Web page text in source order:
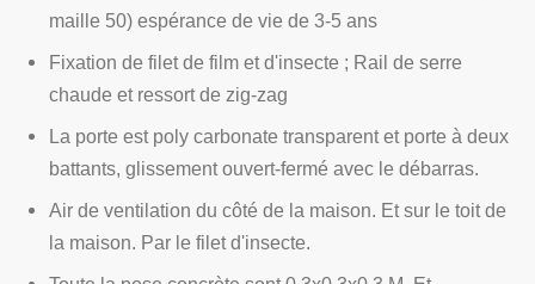
maille 50) espérance de vie de 3-5 ans
Fixation de filet de film et d'insecte ; Rail de serre
chaude et ressort de zig-zag
La porte est poly carbonate transparent et porte à deux
battants, glissement ouvert-fermé avec le débarras.
Air de ventilation du côté de la maison. Et sur le toit de
la maison. Par le filet d'insecte.